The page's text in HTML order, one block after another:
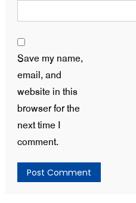
Save my name,
email, and
website in this
browser for the
next time I
comment.